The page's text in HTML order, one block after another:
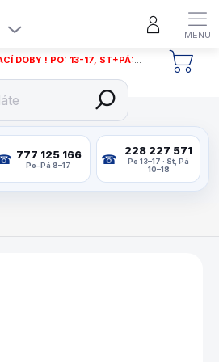
SRPNOVÁ ÚPRAVA OTEVÍRACÍ DOBY ! PO: 13-17, ST+PÁ: 12-18
777 125 166
Po–Pá 8–17
228 227 571
Po 13–17 · St, Pá
10–18